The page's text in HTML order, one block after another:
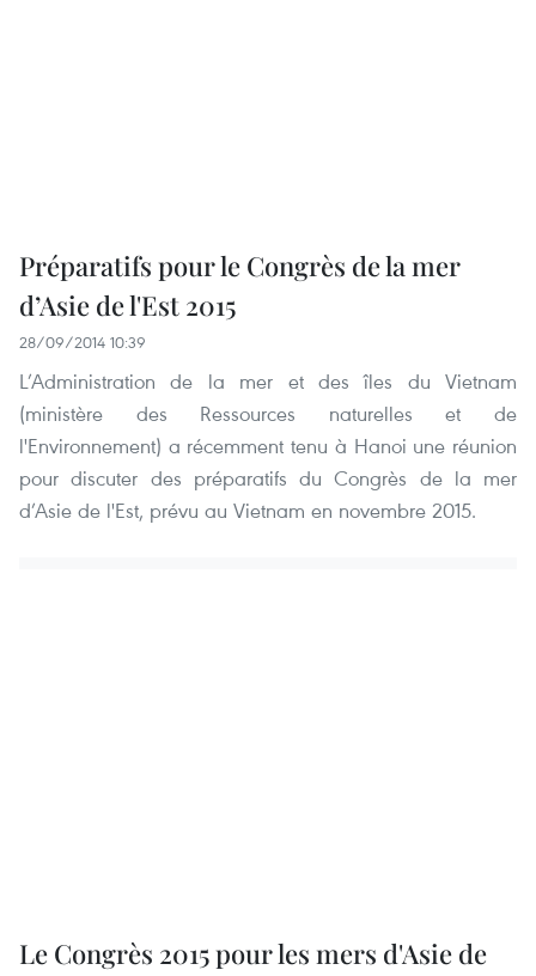
Préparatifs pour le Congrès de la mer
d’Asie de l'Est 2015
28/09/2014 10:39
L’Administration de la mer et des îles du Vietnam
(ministère des Ressources naturelles et de
l'Environnement) a récemment tenu à Hanoi une réunion
pour discuter des préparatifs du Congrès de la mer
d’Asie de l'Est, prévu au Vietnam en novembre 2015.
Le Congrès 2015 pour les mers d'Asie de